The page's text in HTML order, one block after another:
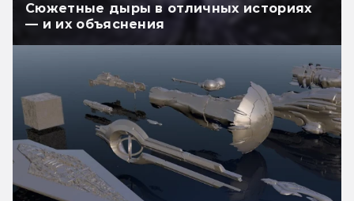
Сюжетные дыры в отличных историях
— и их объяснения